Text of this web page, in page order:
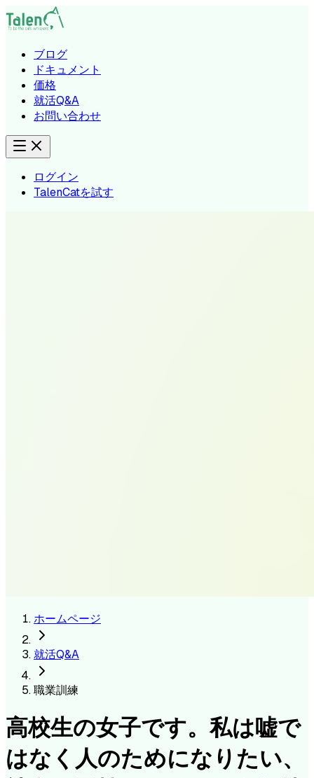
ブログ
ドキュメント
価格
就活Q&A
お問い合わせ
ログイン
TalenCatを試す
ホームページ
就活Q&A
職業訓練
高校生の女子です。私は嘘で
はなく人のためになりたい、